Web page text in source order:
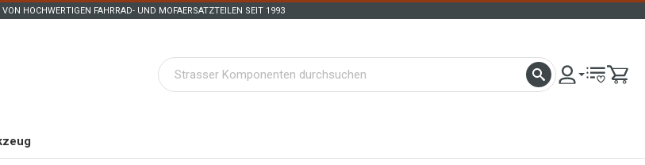
HOCHWERTIGEN FAHRRAD- UND MOFAERSATZTEILEN SEIT 1993